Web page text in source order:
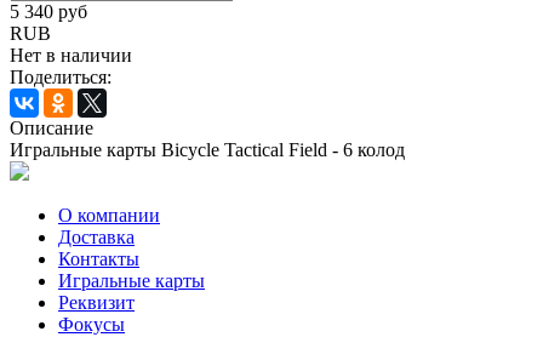
5 340 руб
RUB
Нет в наличии
Поделиться:
Описание
Игральные карты Bicycle Tactical Field - 6 колод
О компании
Доставка
Контакты
Игральные карты
Реквизит
Фокусы